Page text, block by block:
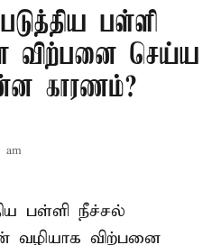
பள்ளி
விற்பனை செய்ய
காரணம்?
am
பள்ளி நீச்சல்
விற்பனை